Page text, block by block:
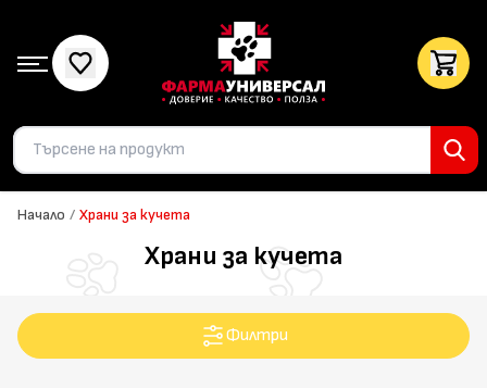
Начало / Храни за кучета
Храни за кучета
Филтри